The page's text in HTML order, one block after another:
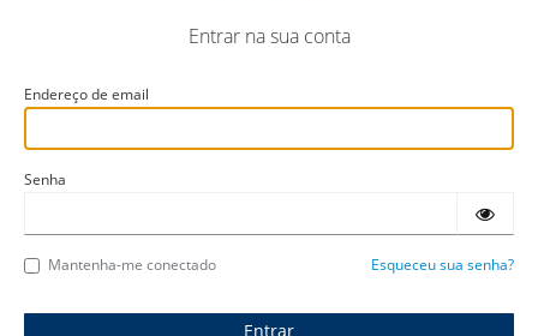
Entrar na sua conta
Endereço de email
Senha
Mantenha-me conectado Esqueceu sua senha?